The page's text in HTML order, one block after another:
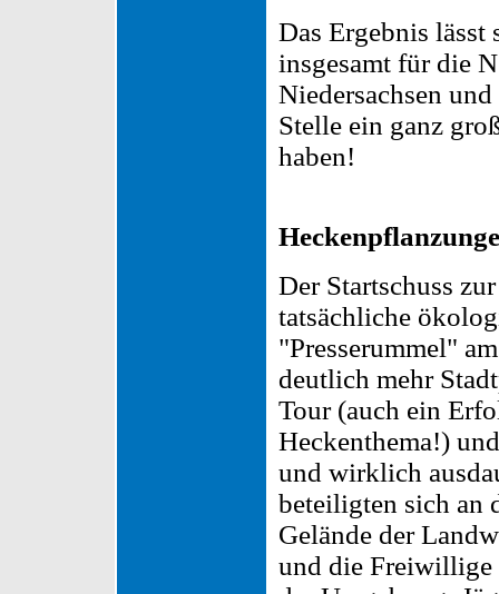
Das Ergebnis lässt
insgesamt für die
Niedersachsen
Stelle ein ganz
haben!
Der Startschuss
tatsächliche
"Presserummel"
deutlich mehr
Tour (auch ein
Heckenthema!)
und wirklich
beteiligten sich an
Gelände der
und die Freiwillige